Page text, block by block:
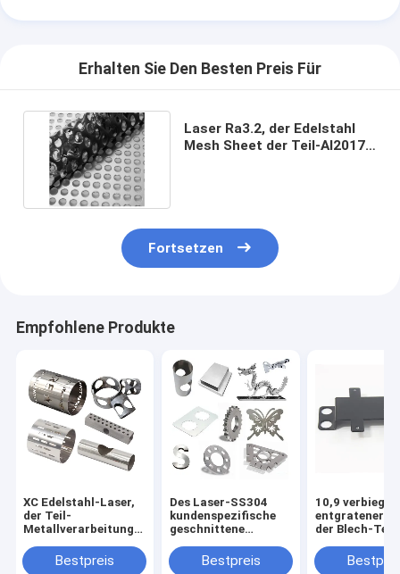
Erhalten Sie Den Besten Preis Für
Laser Ra3.2, der Edelstahl
Mesh Sheet der Teil-Al2017
Fortsetzen
Empfohlene Produkte
XC Edelstahl-Laser,
der Teil-
Metallverarbeitungs-
Teile schneidet
Bestpreis
Des Laser-SS304
kundenspezifische
geschnittene
Ausschnitt-
Metallteil-Eisen-
Bestpreis
10,9
entgratener
der Blech-